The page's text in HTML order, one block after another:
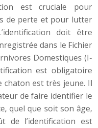
est cruciale pour
de perte et pour lutter
doit être
dans le Fichier
Domestiques (I-
est obligatoire
chaton est très jeune. Il
de faire identifier le
quel que soit son âge,
de l’identification est